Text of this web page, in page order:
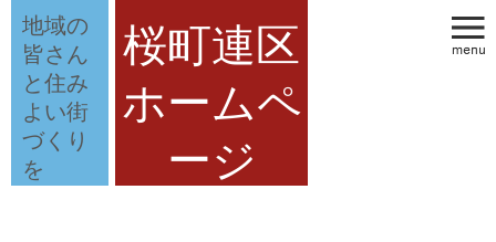
桜町連区
ホームペ
ージ
地域の
皆さん
と住み
よい街
づくり
を